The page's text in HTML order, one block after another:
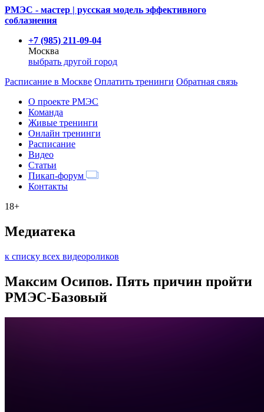
РМЭС - мастер | русская модель эффективного
соблазнения
+7 (985) 211-09-04
Москва
выбрать другой город
Расписание в Москве Оплатить тренинги Обратная связь
О проекте РМЭС
Команда
Живые тренинги
Онлайн тренинги
Расписание
Видео
Статьи
Пикап-форум
Контакты
18+
Медиатека
к списку всех видеороликов
Максим Осипов. Пять причин пройти
РМЭС-Базовый